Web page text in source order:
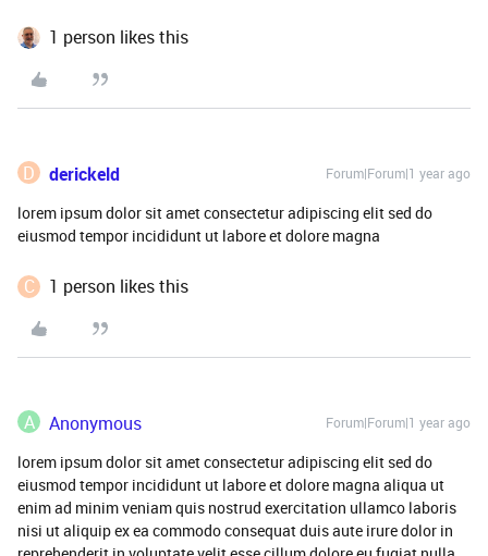
1 person likes this
D derickeld Forum|Forum|1 year ago
lorem ipsum dolor sit amet consectetur adipiscing elit sed do
eiusmod tempor incididunt ut labore et dolore magna
C 1 person likes this
A Anonymous Forum|Forum|1 year ago
lorem ipsum dolor sit amet consectetur adipiscing elit sed do
eiusmod tempor incididunt ut labore et dolore magna aliqua ut
enim ad minim veniam quis nostrud exercitation ullamco laboris
nisi ut aliquip ex ea commodo consequat duis aute irure dolor in